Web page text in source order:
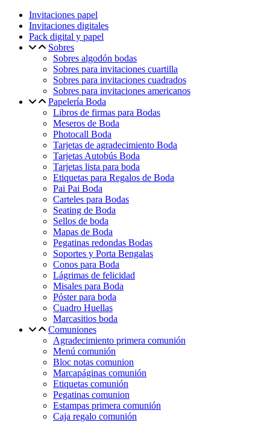
Invitaciones papel
Invitaciones digitales
Pack digital y papel
Sobres
Sobres algodón bodas
Sobres para invitaciones cuartilla
Sobres para invitaciones cuadrados
Sobres para invitaciones americanos
Papelería Boda
Libros de firmas para Bodas
Meseros de Boda
Photocall Boda
Tarjetas de agradecimiento Boda
Tarjetas Autobús Boda
Tarjetas lista para boda
Etiquetas para Regalos de Boda
Pai Pai Boda
Carteles para Bodas
Seating de Boda
Sellos de boda
Mapas de Boda
Pegatinas redondas Bodas
Soportes y Porta Bengalas
Conos para Boda
Lágrimas de felicidad
Misales para Boda
Póster para boda
Cuadro Huellas
Marcasitios boda
Comuniones
Agradecimiento primera comunión
Menú comunión
Bloc notas comunion
Marcapáginas comunión
Etiquetas comunión
Pegatinas comunion
Estampas primera comunión
Caja regalo comunión